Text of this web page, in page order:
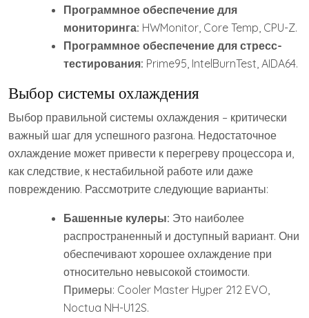
Программное обеспечение для
мониторинга: HWMonitor, Core Temp, CPU-Z.
Программное обеспечение для стресс-
тестирования: Prime95, IntelBurnTest, AIDA64.
Выбор системы охлаждения
Выбор правильной системы охлаждения – критически
важный шаг для успешного разгона. Недостаточное
охлаждение может привести к перегреву процессора и,
как следствие, к нестабильной работе или даже
повреждению. Рассмотрите следующие варианты:
Башенные кулеры: Это наиболее
распространенный и доступный вариант. Они
обеспечивают хорошее охлаждение при
относительно невысокой стоимости.
Примеры: Cooler Master Hyper 212 EVO,
Noctua NH-U12S.